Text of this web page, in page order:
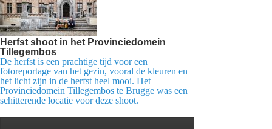
Herfst shoot in het Provinciedomein
Tillegembos
De herfst is een prachtige tijd voor een
fotoreportage van het gezin, vooral de kleuren en
het licht zijn in de herfst heel mooi. Het
Provinciedomein Tillegembos te Brugge was een
schitterende locatie voor deze shoot.